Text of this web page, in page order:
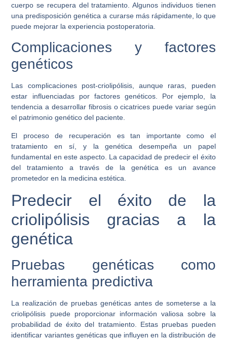
cuerpo se recupera del tratamiento. Algunos individuos tienen
una predisposición genética a curarse más rápidamente, lo que
puede mejorar la experiencia postoperatoria.
Complicaciones y factores
genéticos
Las complicaciones post-criolipólisis, aunque raras, pueden
estar influenciadas por factores genéticos. Por ejemplo, la
tendencia a desarrollar fibrosis o cicatrices puede variar según
el patrimonio genético del paciente.
El proceso de recuperación es tan importante como el
tratamiento en sí, y la genética desempeña un papel
fundamental en este aspecto. La capacidad de predecir el éxito
del tratamiento a través de la genética es un avance
prometedor en la medicina estética.
Predecir el éxito de la
criolipólisis gracias a la
genética
Pruebas genéticas como
herramienta predictiva
La realización de pruebas genéticas antes de someterse a la
criolipólisis puede proporcionar información valiosa sobre la
probabilidad de éxito del tratamiento. Estas pruebas pueden
identificar variantes genéticas que influyen en la distribución de